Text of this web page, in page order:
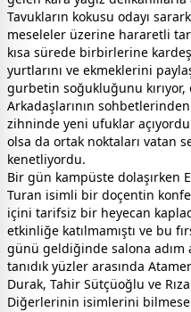
Tavukların kokusu odayı
meseleler üzerine hararetli
kısa sürede birbirlerine
yurtlarını ve ekmeklerini
gurbetin soğukluğunu
Arkadaşlarının
zihninde yeni ufuklar
olsa da ortak noktaları vatan
kenetliyordu.
Bir gün kampüste dolaşırken
Turan isimli bir doçentin
içini tarifsiz bir heyecan
etkinliğe katılmamıştı ve bu
günü geldiğinde salona adım
tanıdık yüzler arasında
Durak, Tahir Sütçüoğlu ve
Diğerlerinin isimlerini